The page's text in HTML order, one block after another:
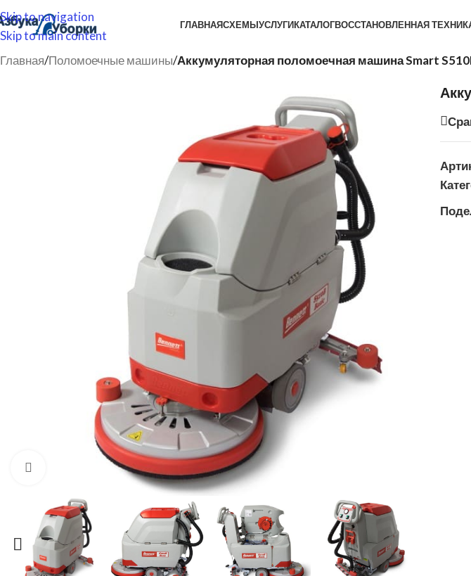
Skip to navigation
Skip to main content
ГЛАВНАЯСХЕМЫУСЛУГИКАТАЛОГВОССТАНОВЛЕННАЯ
Главная/Поломоечные машины/Аккумуляторная поломоечная машина Smart
Нажмите, чтобы увеличить